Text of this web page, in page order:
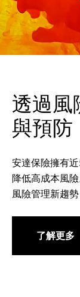
透過風
與預防
安達保險擁有
降低高成本風
風險管理新趨
了解更多